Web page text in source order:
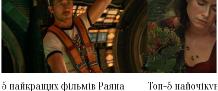
5 найкращих фільмів Раяна
Топ-5